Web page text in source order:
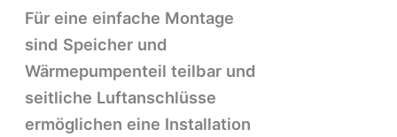
Für eine einfache Montage
sind Speicher und
Wärmepumpenteil teilbar und
seitliche Luftanschlüsse
ermöglichen eine Installation